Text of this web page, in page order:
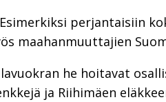
perjantaisiin
maahanmuuttajien
he hoitavat
ja Riihimäen